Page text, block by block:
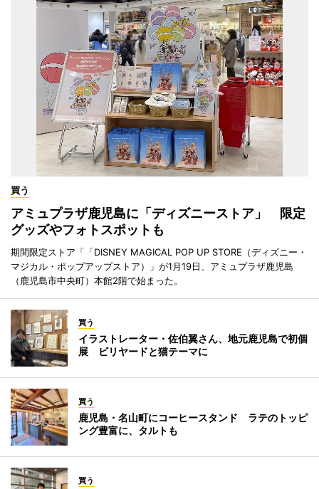
買う
アミュプラザ鹿児島に「ディズニーストア」 限定
グッズやフォトスポットも
期間限定ストア「「DISNEY MAGICAL POP UP STORE（ディズニー・
マジカル・ポップアップストア）」が1月19日、アミュプラザ鹿児島
（鹿児島市中央町）本館2階で始まった。
買う
イラストレーター・佐伯翼さん、地元鹿児島で初個
展 ビリヤードと猫テーマに
買う
鹿児島・名山町にコーヒースタンド ラテのトッピ
ング豊富に、タルトも
買う